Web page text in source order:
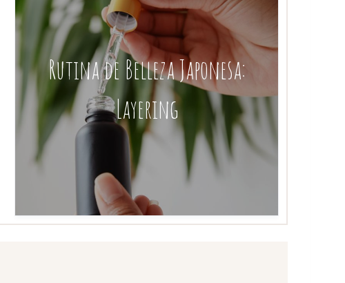
Rutina de Belleza Japonesa:
Layering